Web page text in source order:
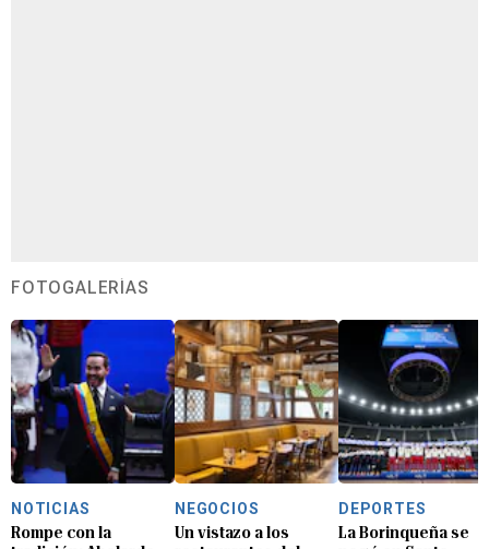
FOTOGALERÍAS
NOTICIAS
Rompe con la
NEGOCIOS
Un vistazo a los
DEPORTES
La Borinqueña se